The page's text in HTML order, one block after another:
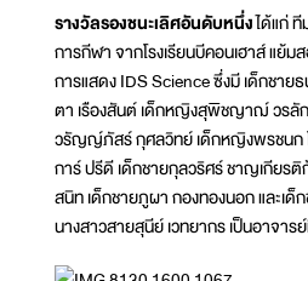
รางวัลรองชนะเลิศอันดับหนึ่งได้แก่
การกีฬา จากโรงเรียนบีคอนเฮาส์ แย้
การแสดง IDS Science ซึ่งมี เด็กชา
ตา เรืองสันต์ เด็กหญิงสุพิชญาฌ์ วร
วรัญญ์ภัสร์ กุศลวิทย์ เด็กหญิงพรชนก
การ์ ปรีดี เด็กชายกุลวริศร์ ชาญเกียร
สนิท เด็กชายภูผา กองทองนอก และเด็
นางสาวสายสุนีย์ เวทยากร เป็นอาจาร